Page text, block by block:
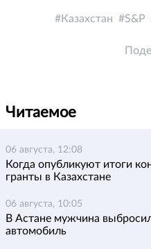
Казахстан S&P
Читаемое
06 августа, 12:08
Когда опубликуют итоги
гранты в Казахстане
06 августа, 10:05
В Астане мужчина
автомобиль